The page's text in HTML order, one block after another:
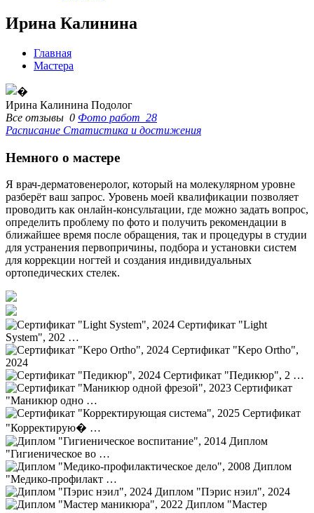
Ирина Калинина
Главная
Мастера
Ирина Калинина Подолог
Все отзывы 0 Фото работ 28
Расписание Статистика и достижения
Немного о мастере
Я врач-дерматовенеролог, который на молекулярном уровне
разберёт ваш запрос. Уровень моей квалификации позволяет
проводить как онлайн-консультации, где можно задать вопрос,
определить проблему по фото и получить рекомендации в
ближайшее время после обращения, так и процедуры в студии
для устранения первопричины, подбора и установки систем
для коррекции ногтей и создания индивидуальных
ортопедических стелек.
Сертификат "Light
System", 202 …
Сертификат "Kepo Ortho",
2024
Сертификат "Педикюр", 2 …
Сертификат
"Маникюр одно …
Сертификат
"Корректирую� …
Диплом
"Гигиеническое во …
Диплом
"Медико-профилакт …
Диплом "Пэрис нэил", 2024
Диплом "Мастер